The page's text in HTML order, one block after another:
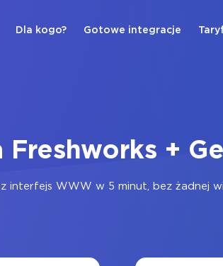
Dla kogo? Gotowe integracje
Freshworks +
interfejs WWW w 5 minut, bez żadnej